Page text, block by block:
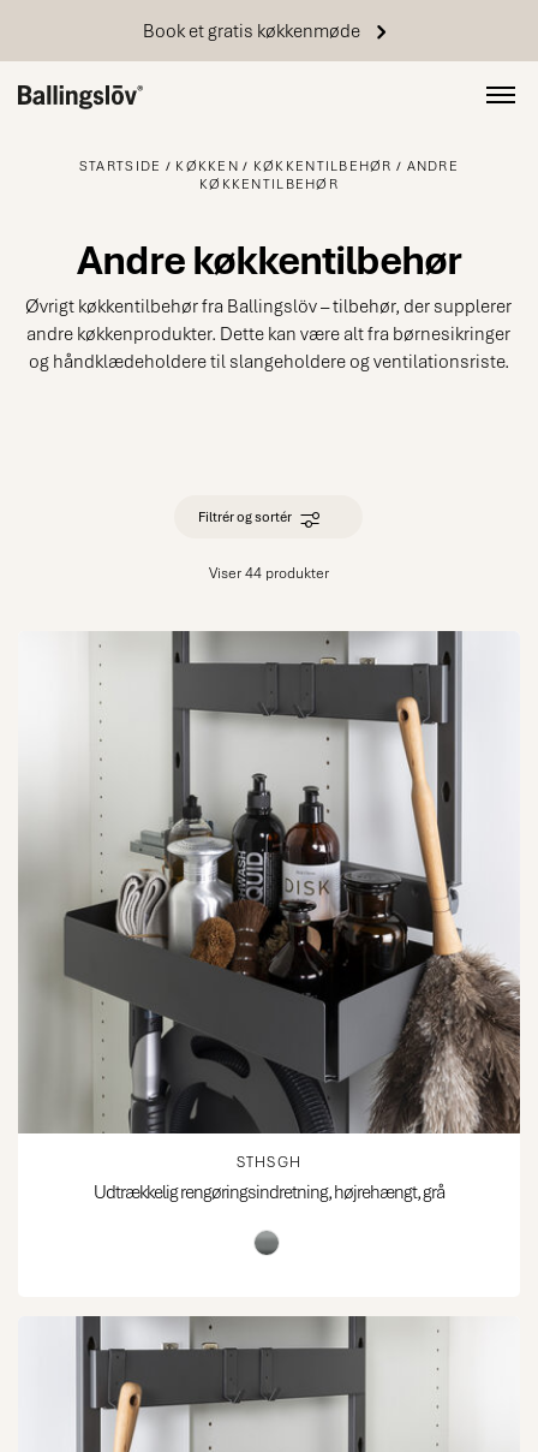
Book et gratis køkkenmøde
STARTSIDE KØKKEN KØKKENTILBEHØR
ANDRE
KØKKENTILBEHØR
Andre køkkentilbehør
Øvrigt køkkentilbehør fra Ballingslöv – tilbehør, der supplerer
andre køkkenprodukter. Dette kan være alt fra børnesikringer
og håndklædeholdere til slangeholdere og ventilationsriste.
Filtrér og sortér
Viser 44 produkter
STHSGH
Udtrækkelig rengøringsindretning, højrehængt, grå